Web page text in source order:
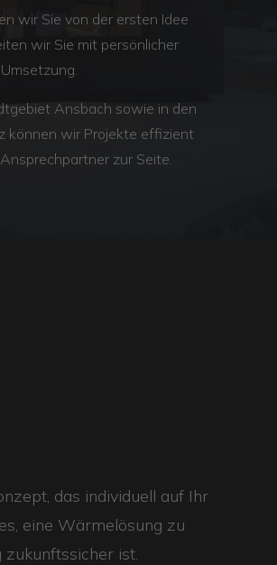
wir Sie von der ersten Idee
wir Sie mit persönlicher
Ansbach sowie in den
können wir Projekte effizient
zur Seite.
das individuell auf Ihr
eine Wärmelösung zu
ist.